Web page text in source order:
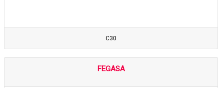
C30
FEGASA